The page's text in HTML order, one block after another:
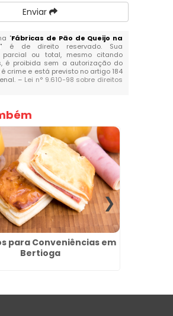
Enviar
"Fábricas de Pão de Queijo na
" é de direito reservado. Sua
parcial ou total, mesmo citando
é proibida sem a autorização do
crime e está previsto no artigo 184
– Lei n° 9.610-98 sobre direitos
para Conveniências em
Bertioga